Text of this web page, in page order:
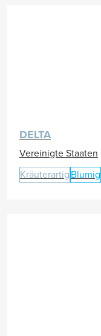
DELTA
Vereinigte Staaten
Kräuterartig Blumig